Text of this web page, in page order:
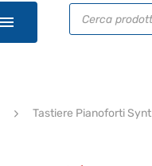
Ricerca
prodotti
Tastiere Pianoforti Synt